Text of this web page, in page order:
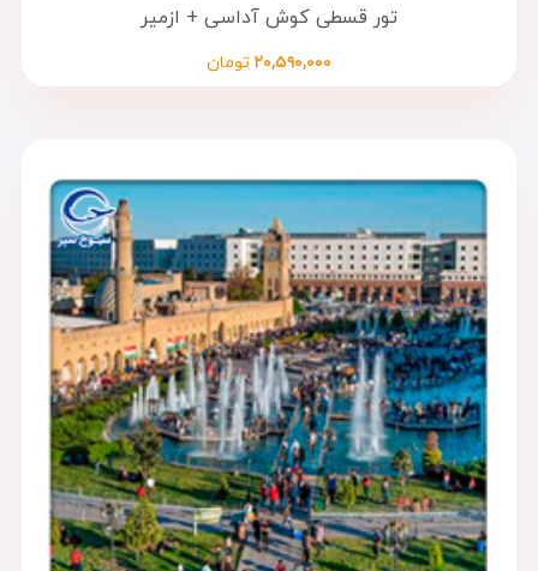
تور قسطی کوش آداسی + ازمیر
۲۰,۵۹۰,۰۰۰ تومان